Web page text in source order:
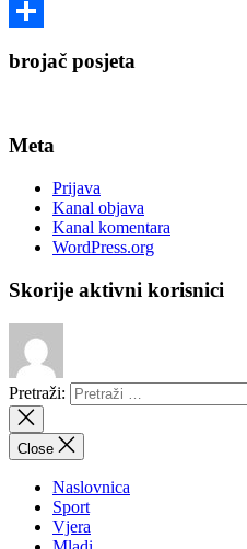
Twitter
brojač posjeta
Meta
Prijava
Kanal objava
Kanal komentara
WordPress.org
Skorije aktivni korisnici
Pretraži:
Close
Naslovnica
Sport
Vjera